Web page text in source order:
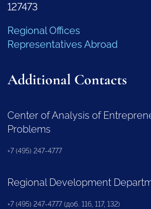
127473
Regional Offices
Representatives Abroad
Additional Contacts
Center of Analysis of
Problems
+7 (495) 247-4777
Regional Development
+7 (495) 247-4777 (доб. 116, 117, 132)